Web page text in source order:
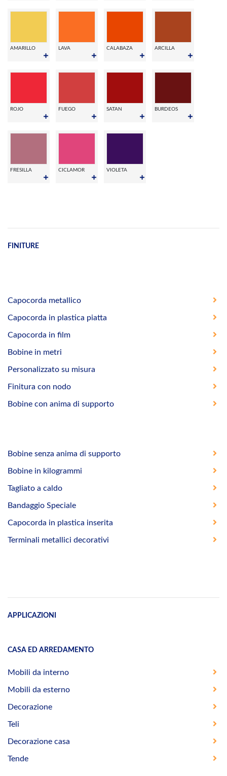
AMARILLO LAVA CALABAZA ARCILLA
ROJO FUEGO SATAN BURDEOS
FRESILLA CICLAMOR VIOLETA
FINITURE
Capocorda metallico
Capocorda in plastica piatta
Capocorda in film
Bobine in metri
Personalizzato su misura
Finitura con nodo
Bobine con anima di supporto
Bobine senza anima di supporto
Bobine in kilogrammi
Tagliato a caldo
Bandaggio Speciale
Capocorda in plastica inserita
Terminali metallici decorativi
APPLICAZIONI
CASA ED ARREDAMENTO
Mobili da interno
Mobili da esterno
Decorazione
Teli
Decorazione casa
Tende